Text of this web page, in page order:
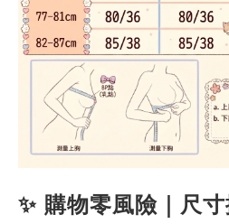
✨ 購物零風險｜尺